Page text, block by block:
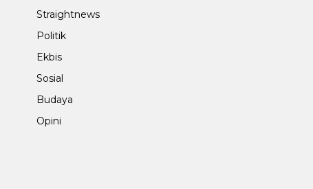
Straightnews
Politik
Ekbis
Sosial
Budaya
Opini